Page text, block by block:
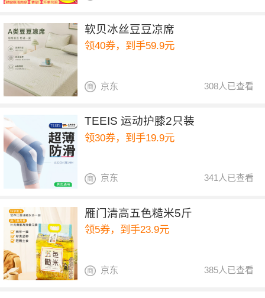
软贝冰丝豆豆凉席
领40券，到手59.9元
308人已查看
京东
TEEIS 运动护膝2只装
领30券，到手19.9元
341人已查看
京东
雁门清高五色糙米5斤
领5券，到手23.9元
385人已查看
京东